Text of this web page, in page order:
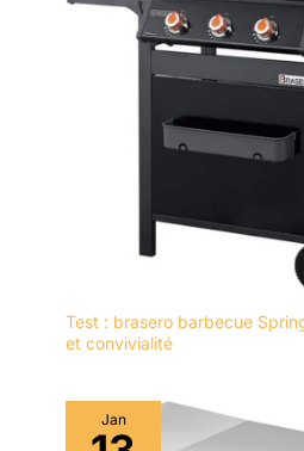
Test : brasero barbecue
et convivialité
Jan